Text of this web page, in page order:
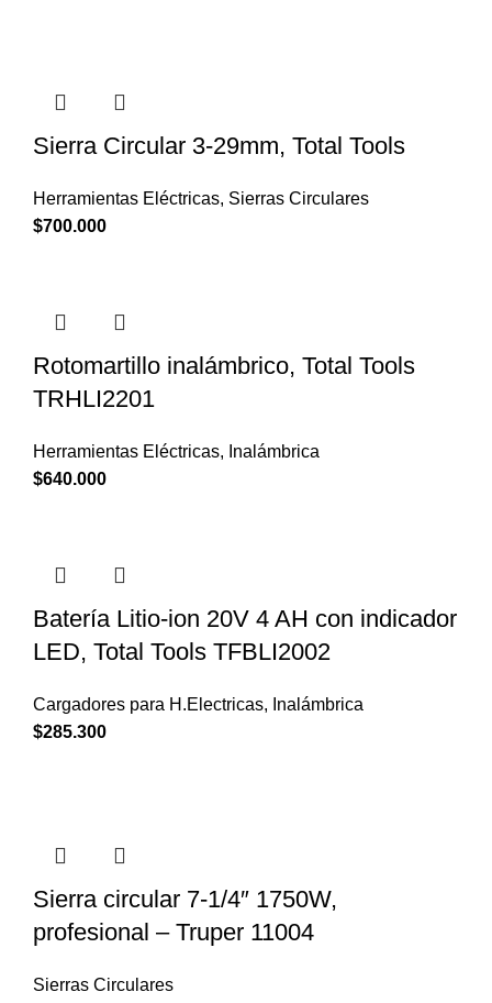
Sierra Circular 3-29mm, Total Tools
Herramientas Eléctricas, Sierras Circulares
$700.000
Rotomartillo inalámbrico, Total Tools
TRHLI2201
Herramientas Eléctricas, Inalámbrica
$640.000
Batería Litio-ion 20V 4 AH con indicador
LED, Total Tools TFBLI2002
Cargadores para H.Electricas, Inalámbrica
$285.300
Sierra circular 7-1/4″ 1750W,
profesional – Truper 11004
Sierras Circulares